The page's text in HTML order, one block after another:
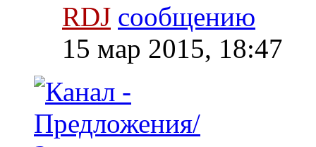
RDJ
15 мар 2015, 18:47